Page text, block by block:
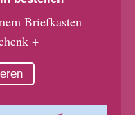
Briefkasten
+